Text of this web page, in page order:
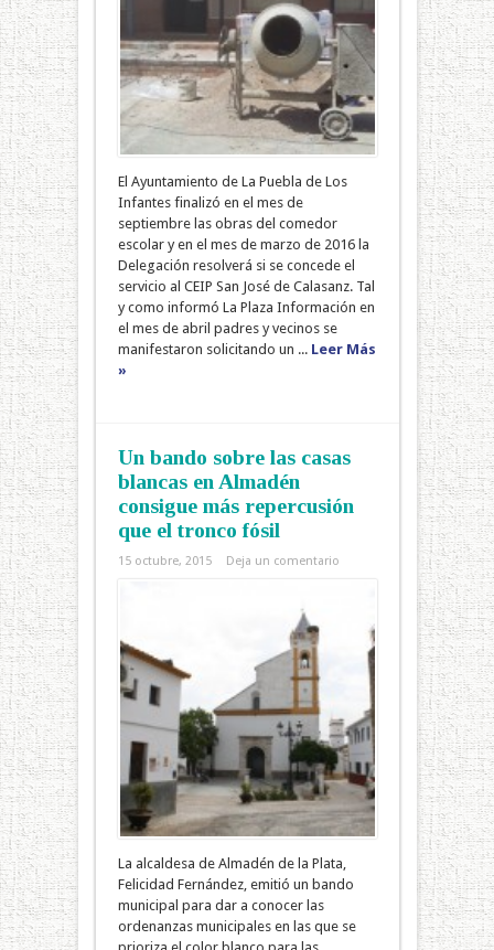
El Ayuntamiento de La Puebla de Los
Infantes finalizó en el mes de
septiembre las obras del comedor
escolar y en el mes de marzo de 2016 la
Delegación resolverá si se concede el
servicio al CEIP San José de Calasanz. Tal
y como informó La Plaza Información en
el mes de abril padres y vecinos se
manifestaron solicitando un ... Leer Más
»
Un bando sobre las casas
blancas en Almadén
consigue más repercusión
que el tronco fósil
15 octubre, 2015 Deja un comentario
La alcaldesa de Almadén de la Plata,
Felicidad Fernández, emitió un bando
municipal para dar a conocer las
ordenanzas municipales en las que se